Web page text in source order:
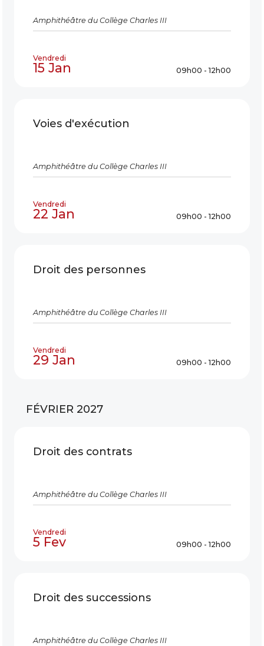
Amphithéâtre du Collège Charles III
Vendredi
15 Jan 09h00 - 12h00
Voies d'exécution
Amphithéâtre du Collège Charles III
Vendredi
22 Jan 09h00 - 12h00
Droit des personnes
Amphithéâtre du Collège Charles III
Vendredi
29 Jan 09h00 - 12h00
FÉVRIER 2027
Droit des contrats
Amphithéâtre du Collège Charles III
Vendredi
5 Fev 09h00 - 12h00
Droit des successions
Amphithéâtre du Collège Charles III